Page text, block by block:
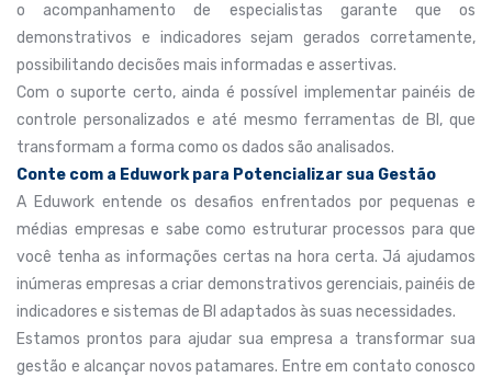
o acompanhamento de especialistas garante que os
demonstrativos e indicadores sejam gerados corretamente,
possibilitando decisões mais informadas e assertivas.
Com o suporte certo, ainda é possível implementar painéis de
controle personalizados e até mesmo ferramentas de BI, que
transformam a forma como os dados são analisados.
Conte com a Eduwork para Potencializar sua Gestão
A Eduwork entende os desafios enfrentados por pequenas e
médias empresas e sabe como estruturar processos para que
você tenha as informações certas na hora certa. Já ajudamos
inúmeras empresas a criar demonstrativos gerenciais, painéis de
indicadores e sistemas de BI adaptados às suas necessidades.
Estamos prontos para ajudar sua empresa a transformar sua
gestão e alcançar novos patamares. Entre em contato conosco